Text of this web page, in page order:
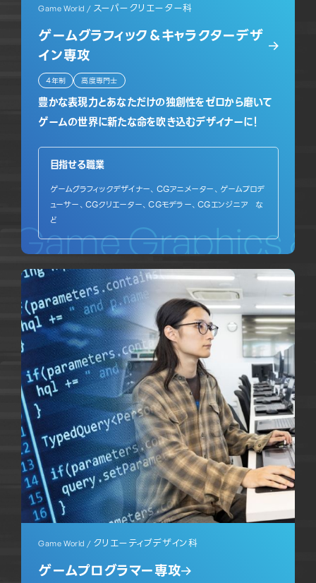
Game World / スーパークリエーター科
ゲームグラフィック＆キャラクターデザ
イン専攻
4年制 高度専門士
豊かな表現力とあなただけの独創性をゼロから磨いて
ゲームの世界に新たな命を吹き込むデザイナーに！
目指せる職業
ゲームグラフィックデザイナー、CGアニメーター、ゲームプロデ
ューサー、CGクリエーター、CGモデラー、CGエンジニア な
ど
Game Graphics
Game World / クリエーティブデザイン科
ゲームプログラマー専攻